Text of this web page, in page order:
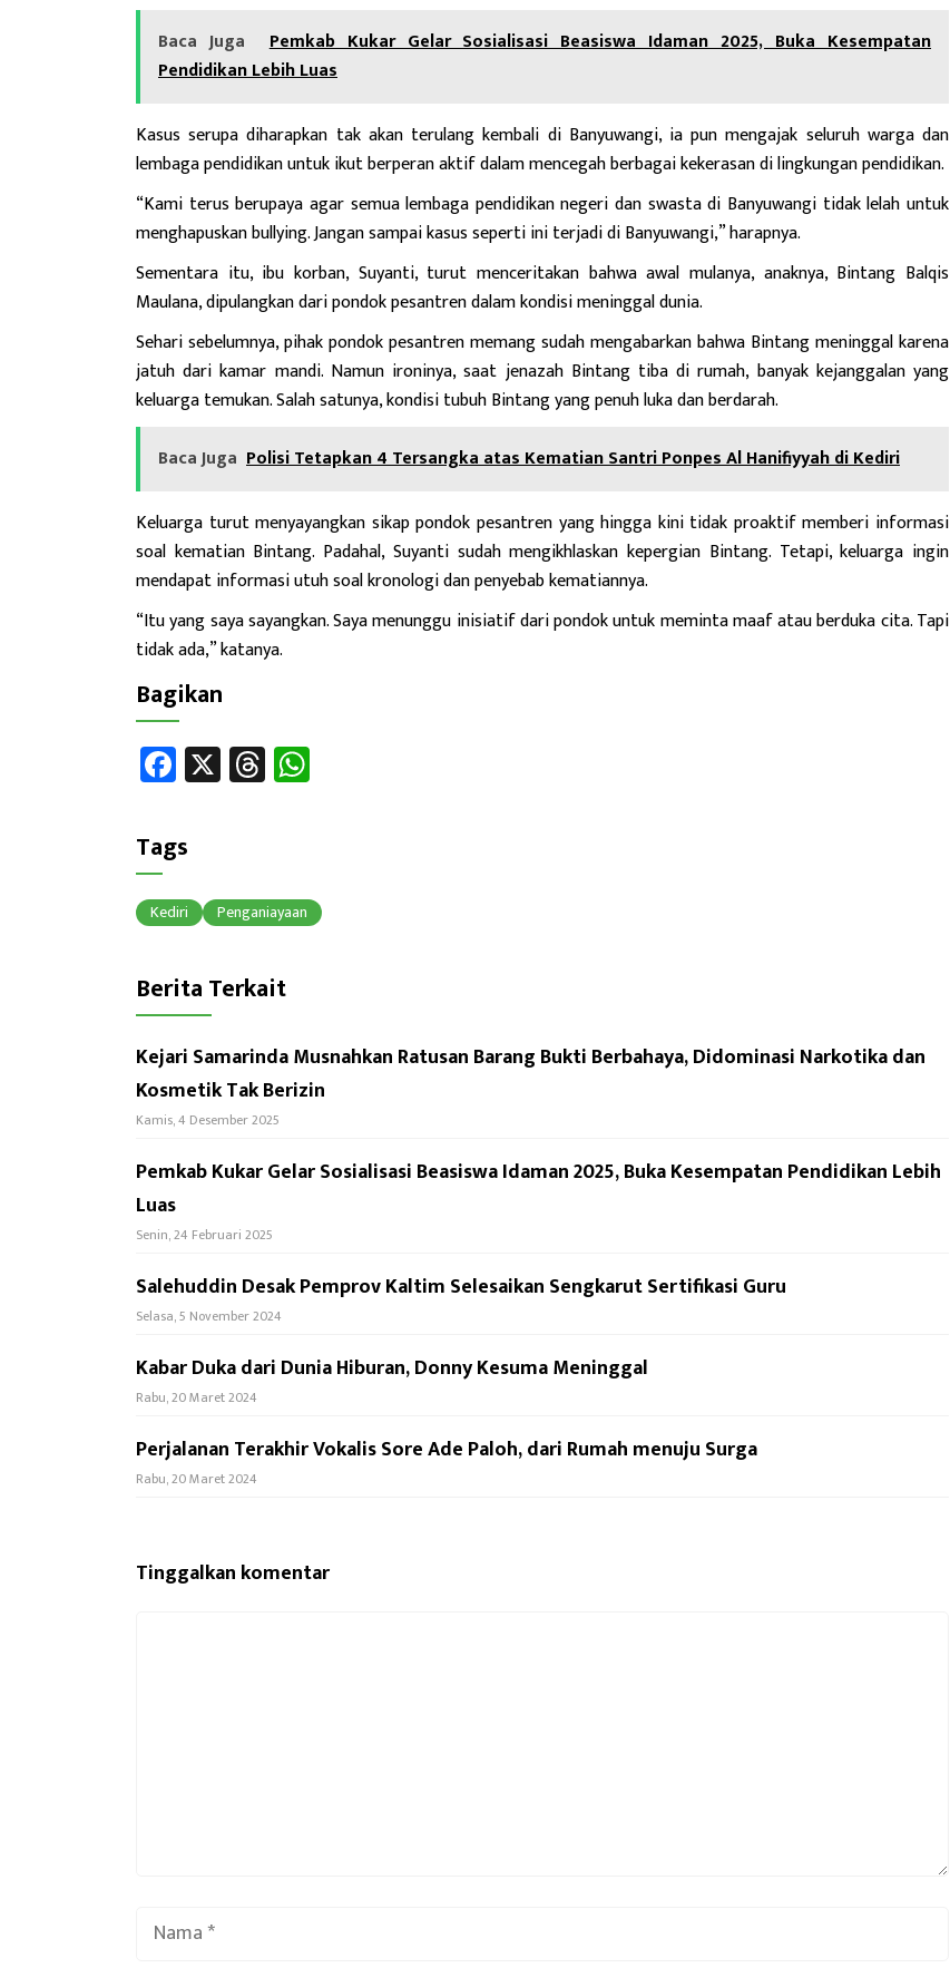
Baca Juga
Pemkab Kukar Gelar Sosialisasi Beasiswa Idaman 2025, Buka Kesempatan
Pendidikan Lebih Luas
Kasus serupa diharapkan tak akan terulang kembali di Banyuwangi, ia pun mengajak seluruh warga dan
lembaga pendidikan untuk ikut berperan aktif dalam mencegah berbagai kekerasan di lingkungan pendidikan.
“Kami terus berupaya agar semua lembaga pendidikan negeri dan swasta di Banyuwangi tidak lelah untuk
menghapuskan bullying. Jangan sampai kasus seperti ini terjadi di Banyuwangi,” harapnya.
Sementara itu, ibu korban, Suyanti, turut menceritakan bahwa awal mulanya, anaknya, Bintang Balqis
Maulana, dipulangkan dari pondok pesantren dalam kondisi meninggal dunia.
Sehari sebelumnya, pihak pondok pesantren memang sudah mengabarkan bahwa Bintang meninggal karena
jatuh dari kamar mandi. Namun ironinya, saat jenazah Bintang tiba di rumah, banyak kejanggalan yang
keluarga temukan. Salah satunya, kondisi tubuh Bintang yang penuh luka dan berdarah.
Baca Juga Polisi Tetapkan 4 Tersangka atas Kematian Santri Ponpes Al Hanifiyyah di Kediri
Keluarga turut menyayangkan sikap pondok pesantren yang hingga kini tidak proaktif memberi informasi
soal kematian Bintang. Padahal, Suyanti sudah mengikhlaskan kepergian Bintang. Tetapi, keluarga ingin
mendapat informasi utuh soal kronologi dan penyebab kematiannya.
“Itu yang saya sayangkan. Saya menunggu inisiatif dari pondok untuk meminta maaf atau berduka cita. Tapi
tidak ada,” katanya.
Bagikan
Fa
ce
b
o
ok
X T
hr
p
p
Tags
Kediri Penganiayaan
Berita Terkait
Kejari Samarinda Musnahkan Ratusan Barang Bukti Berbahaya, Didominasi Narkotika dan
Kosmetik Tak Berizin
Kamis, 4 Desember 2025
Pemkab Kukar Gelar Sosialisasi Beasiswa Idaman 2025, Buka Kesempatan Pendidikan Lebih
Luas
Senin, 24 Februari 2025
Salehuddin Desak Pemprov Kaltim Selesaikan Sengkarut Sertifikasi Guru
Selasa, 5 November 2024
Kabar Duka dari Dunia Hiburan, Donny Kesuma Meninggal
Rabu, 20 Maret 2024
Perjalanan Terakhir Vokalis Sore Ade Paloh, dari Rumah menuju Surga
Rabu, 20 Maret 2024
Tinggalkan komentar